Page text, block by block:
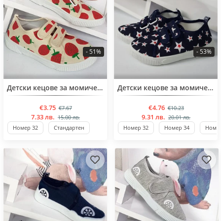
BESTSELLERДетски кецове за момичета от 31 до 37 номер
€3.75 €7.67
- 51%
7.33 лв. 15.00 лв.
Номер 32
Стандартен
Детски кецове за момичета от 32 до 37 номер
€4.76 €10.23
- 53%
9.31 лв. 20.01 лв.
Номер 32
Номер 34